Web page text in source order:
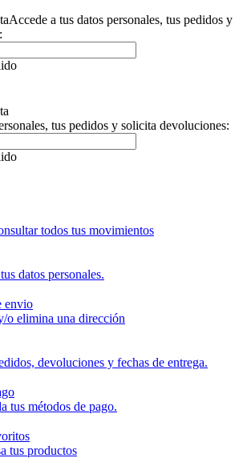
Accede a tus datos personales, tus pedidos y
tus pedidos y solicita devoluciones:
todos tus movimientos
datos personales.
envio
o elimina una dirección
devoluciones y fechas de entrega.
tus métodos de pago.
tus productos